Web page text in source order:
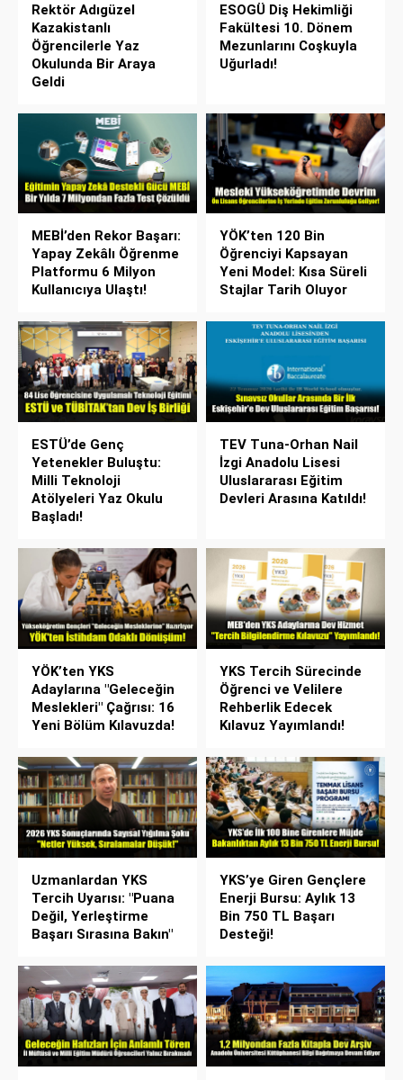
Rektör Adıgüzel
Kazakistanlı
Öğrencilerle Yaz
Okulunda Bir Araya
Geldi
ESOGÜ Diş Hekimliği
Fakültesi 10. Dönem
Mezunlarını Coşkuyla
Uğurladı!
MEBİ’den Rekor Başarı:
Yapay Zekâlı Öğrenme
Platformu 6 Milyon
Kullanıcıya Ulaştı!
YÖK’ten 120 Bin
Öğrenciyi Kapsayan
Yeni Model: Kısa Süreli
Stajlar Tarih Oluyor
ESTÜ’de Genç
Yetenekler Buluştu:
Milli Teknoloji
Atölyeleri Yaz Okulu
Başladı!
TEV Tuna-Orhan Nail
İzgi Anadolu Lisesi
Uluslararası Eğitim
Devleri Arasına Katıldı!
YÖK’ten YKS
Adaylarına "Geleceğin
Meslekleri" Çağrısı: 16
Yeni Bölüm Kılavuzda!
YKS Tercih Sürecinde
Öğrenci ve Velilere
Rehberlik Edecek
Kılavuz Yayımlandı!
Uzmanlardan YKS
Tercih Uyarısı: "Puana
Değil, Yerleştirme
Başarı Sırasına Bakın"
YKS’ye Giren Gençlere
Enerji Bursu: Aylık 13
Bin 750 TL Başarı
Desteği!